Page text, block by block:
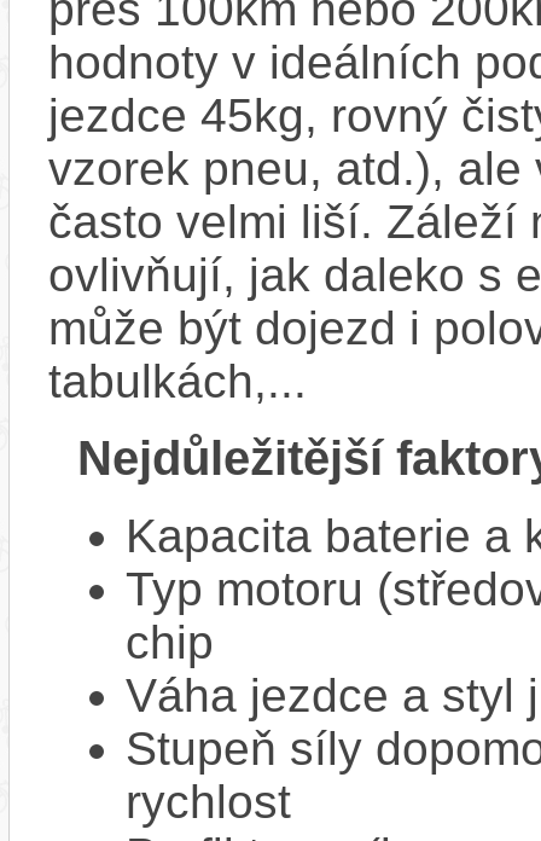
hodnoty v ideálních
jezdce 45kg, rovný
vzorek pneu, atd.),
často velmi liší. Záleží
ovlivňují, jak daleko s
může být dojezd i
tabulkách,...
Nejdůležitější
Kapacita baterie a
Typ motoru
chip
Váha jezdce a styl
Stupeň síly
rychlost